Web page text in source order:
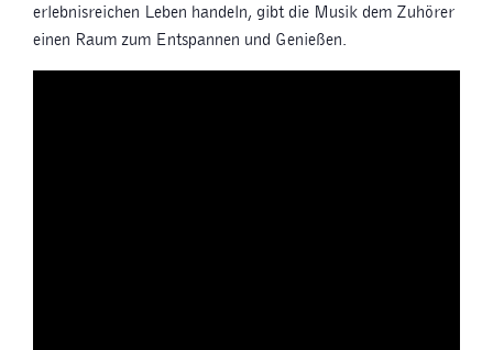
erlebnisreichen Leben handeln, gibt die Musik dem Zuhörer
einen Raum zum Entspannen und Genießen.